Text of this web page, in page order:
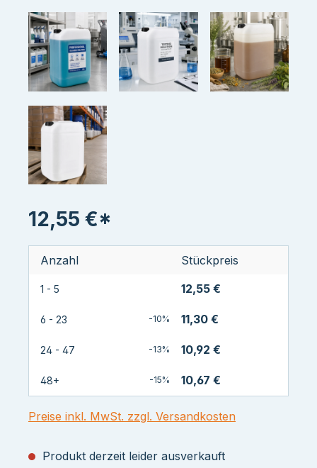
12,55 €*
Anzahl Stückpreis
1 - 5 12,55 €
6 - 23 -10% 11,30 €
24 - 47 -13% 10,92 €
48+ -15% 10,67 €
Preise inkl. MwSt. zzgl. Versandkosten
Produkt derzeit leider ausverkauft